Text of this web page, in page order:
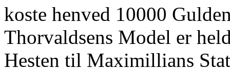
koste henved 10000
Thorvaldsens Model er
Hesten til Maximillians